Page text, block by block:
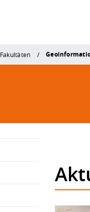
Fakultäten